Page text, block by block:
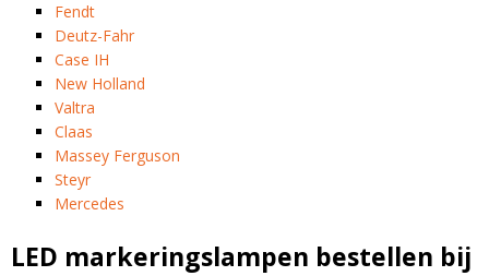
Fendt
Deutz-Fahr
Case IH
New Holland
Valtra
Claas
Massey Ferguson
Steyr
Mercedes
LED markeringslampen bestellen bij